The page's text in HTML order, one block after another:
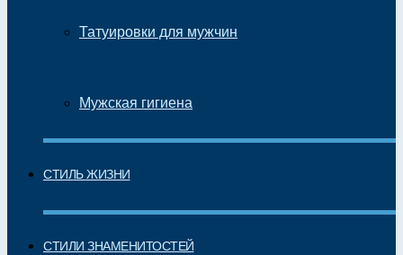
Татуировки для мужчин
Мужская гигиена
СТИЛЬ ЖИЗНИ
СТИЛИ ЗНАМЕНИТОСТЕЙ